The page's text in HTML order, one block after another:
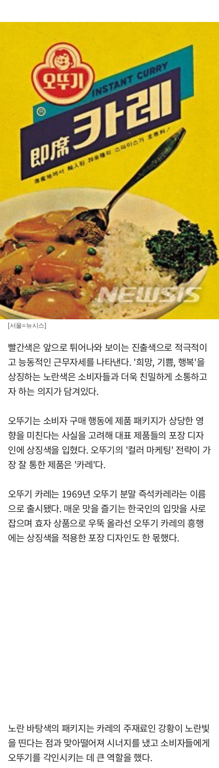
[서울=뉴시스]
빨간색은 앞으로 튀어나와 보이는 진출색으로 적극적이
고 능동적인 근무자세를 나타낸다. '희망, 기쁨, 행복'을
상징하는 노란색은 소비자들과 더욱 친밀하게 소통하고
자 하는 의지가 담겨있다.
오뚜기는 소비자 구매 행동에 제품 패키지가 상당한 영
향을 미친다는 사실을 고려해 대표 제품들의 포장 디자
인에 상징색을 입혔다. 오뚜기의 '컬러 마케팅' 전략이 가
장 잘 통한 제품은 '카레'다.
오뚜기 카레는 1969년 오뚜기 분말 즉석카레라는 이름
으로 출시됐다. 매운 맛을 즐기는 한국인의 입맛을 사로
잡으며 효자 상품으로 우뚝 올라선 오뚜기 카레의 흥행
에는 상징색을 적용한 포장 디자인도 한 몫했다.
노란 바탕색의 패키지는 카레의 주재료인 강황이 노란빛
을 띤다는 점과 맞아떨어져 시너지를 냈고 소비자들에게
오뚜기를 각인시키는 데 큰 역할을 했다.